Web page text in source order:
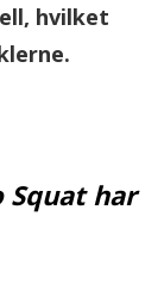
hvilket
har